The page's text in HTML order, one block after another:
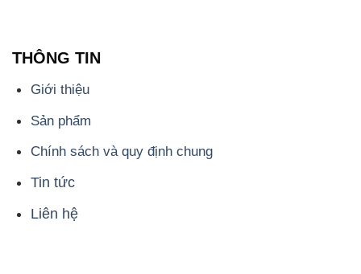
THÔNG TIN
Giới thiệu
Sản phẩm
Chính sách và quy định chung
Tin tức
Liên hệ